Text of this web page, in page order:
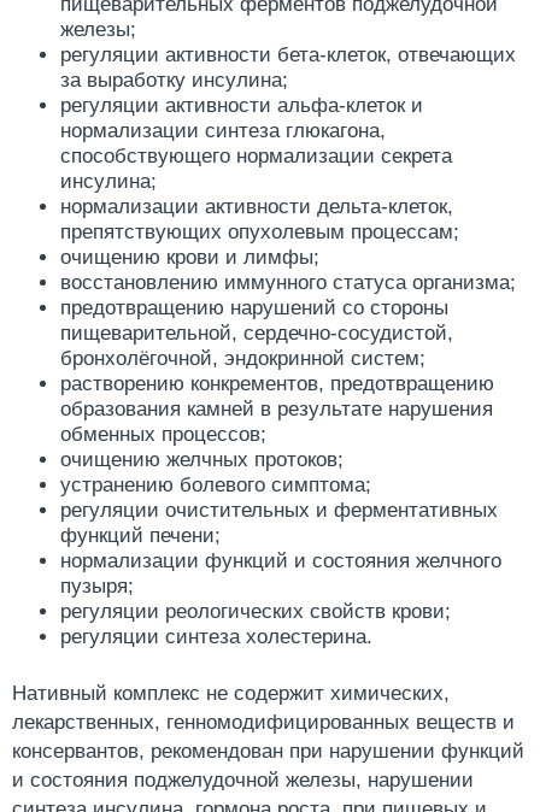
железы;
регуляции активности бета-клеток, отвечающих
за выработку инсулина;
регуляции активности альфа-клеток и
нормализации синтеза глюкагона,
способствующего нормализации секрета
инсулина;
нормализации активности дельта-клеток,
препятствующих опухолевым процессам;
очищению крови и лимфы;
восстановлению иммунного статуса организма;
предотвращению нарушений со стороны
пищеварительной, сердечно-сосудистой,
бронхолёгочной, эндокринной систем;
растворению конкрементов, предотвращению
образования камней в результате нарушения
обменных процессов;
очищению желчных протоков;
устранению болевого симптома;
регуляции очистительных и ферментативных
функций печени;
нормализации функций и состояния желчного
пузыря;
регуляции реологических свойств крови;
регуляции синтеза холестерина.
Нативный комплекс не содержит химических,
лекарственных, генномодифицированных веществ и
консервантов, рекомендован при нарушении функций
и состояния поджелудочной железы, нарушении